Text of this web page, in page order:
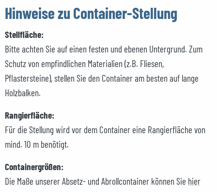
Hinweise zu Container-Stellung
Stellfläche:
Bitte achten Sie auf einen festen und ebenen Untergrund. Zum
Schutz von empfindlichen Materialien (z.B. Fliesen,
Pflastersteine), stellen Sie den Container am besten auf lange
Holzbalken.
Rangierfläche:
Für die Stellung wird vor dem Container eine Rangierfläche von
mind. 10 m benötigt.
Containergrößen:
Die Maße unserer Absetz- und Abrollcontainer können Sie hier